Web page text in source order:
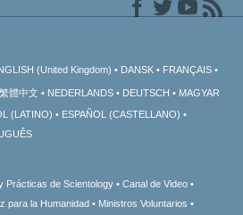
(United Kingdom) DANSK FRANÇAIS
繁體中文 NEDERLANDS DEUTSCH
MAGYAR
(LATINO)
ESPAÑOL (CASTELLANO)
Prácticas de Scientology
Canal de Video
para la Humanidad
Ministros Voluntarios